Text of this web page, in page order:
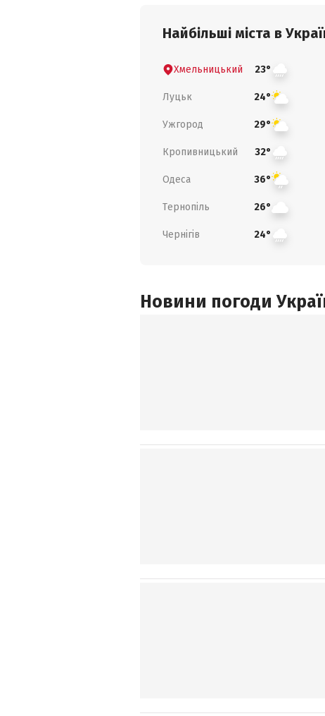
Найбільші міста в
Хмельницький 23°
Луцьк 24°
Ужгород 29°
Кропивницький 32°
Одеса 36°
Тернопіль 26°
Чернігів 24°
Новини погоди